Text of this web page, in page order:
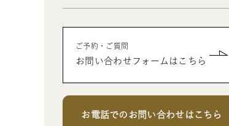
- 敬老の日のプレゼントの絵本
- 中学生、高校生、大学生へのクリ
スマスプレゼントの絵本
- 男性、彼氏、夫、男友達へのクリ
スマスプレゼントの絵本
スマスプレゼントの絵本
ョン
ご予約・ご質問
お問い合わせフォームはこちら
お電話でのお問い合わせはこちら